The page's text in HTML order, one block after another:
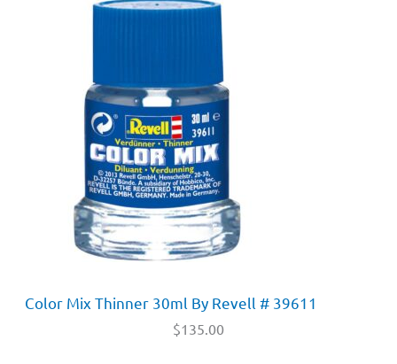
Color Mix Thinner 30ml By Revell # 39611
$135.00